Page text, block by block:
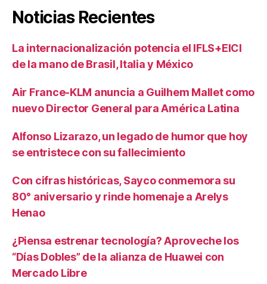
Noticias Recientes
La internacionalización potencia el IFLS+EICI
de la mano de Brasil, Italia y México
Air France-KLM anuncia a Guilhem Mallet como
nuevo Director General para América Latina
Alfonso Lizarazo, un legado de humor que hoy
se entristece con su fallecimiento
Con cifras históricas, Sayco conmemora su
80° aniversario y rinde homenaje a Arelys
Henao
¿Piensa estrenar tecnología? Aproveche los
“Días Dobles” de la alianza de Huawei con
Mercado Libre